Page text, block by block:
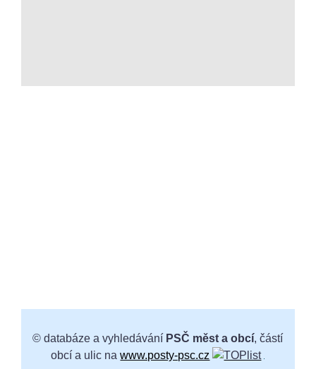
© databáze a vyhledávání PSČ měst a obcí, částí
obcí a ulic nawww.posty-psc.cz